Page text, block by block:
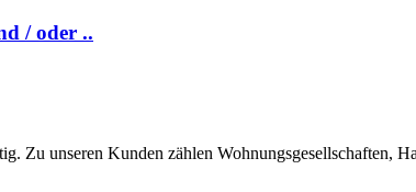
/ oder ..
Zu unseren Kunden zählen Wohnungsgesellschaften,